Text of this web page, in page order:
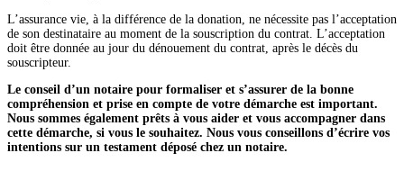
L’assurance vie, à la différence de la donation, ne nécessite pas l’acceptation
de son destinataire au moment de la souscription du contrat. L’acceptation
doit être donnée au jour du dénouement du contrat, après le décès du
souscripteur.
Le conseil d’un notaire pour formaliser et s’assurer de la bonne
compréhension et prise en compte de votre démarche est important.
Nous sommes également prêts à vous aider et vous accompagner dans
cette démarche, si vous le souhaitez. Nous vous conseillons d’écrire vos
intentions sur un testament déposé chez un notaire.